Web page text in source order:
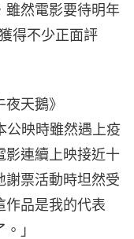
雖然電影要待明年
得不少正面評
天鵝》
公映時雖然遇上疫
影連續上映接近十
謝票活動時坦然受
作品是我的代表
」